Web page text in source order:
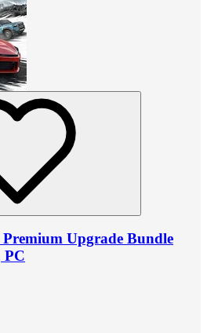
Upgrade Bundle
PC